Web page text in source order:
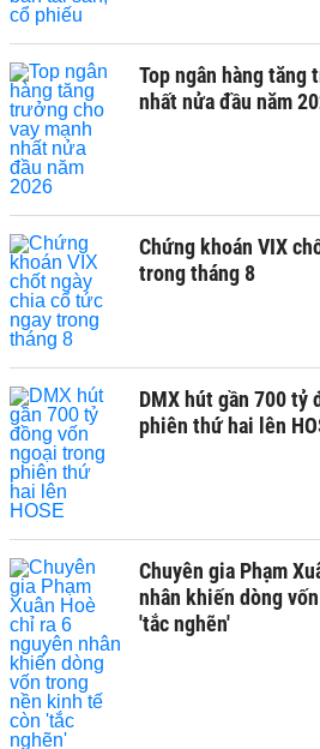
Top ngân hàng tăng
nhất nửa đầu năm
Chứng khoán VIX
trong tháng 8
DMX hút gần 700 tỷ
phiên thứ hai lên
Chuyên gia Phạm
nhân khiến dòng
'tắc nghẽn'